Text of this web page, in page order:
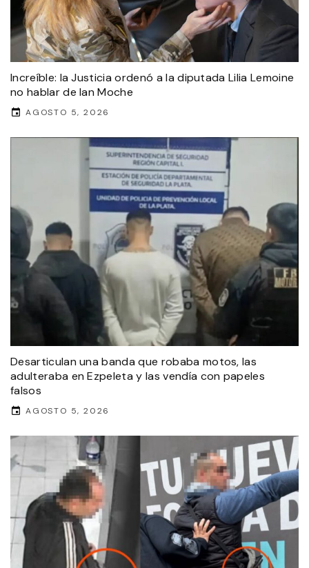
Increíble: la Justicia ordenó a la diputada Lilia Lemoine
no hablar de Ian Moche
AGOSTO 5, 2026
Desarticulan una banda que robaba motos, las
adulteraba en Ezpeleta y las vendía con papeles
falsos
AGOSTO 5, 2026